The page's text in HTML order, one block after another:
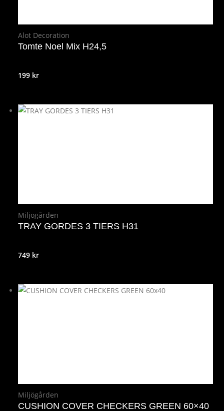
Alot Decoration
Tomte Noel Mix H24,5
199 kr
Miljögården
TRAY GORDES 3 TIERS H31
749 kr
Miljögården
CUSHION COVER CHECKERS GREEN 60×40